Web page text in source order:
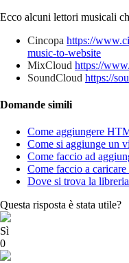
Ecco alcuni lettori musicali
Cincopa https://
music-to-website
MixCloud https://
SoundCloud https://
Domande simili
Come aggiungere
Come si aggiunge un
Come faccio ad
Come faccio a
Dove si trova la
Questa risposta è stata utile?
Sì
0